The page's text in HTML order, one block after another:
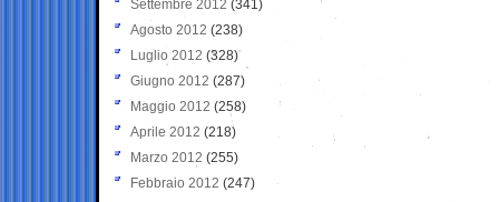
Settembre 2012 (341)
Agosto 2012 (238)
Luglio 2012 (328)
Giugno 2012 (287)
Maggio 2012 (258)
Aprile 2012 (218)
Marzo 2012 (255)
Febbraio 2012 (247)